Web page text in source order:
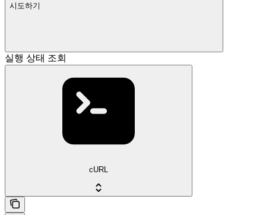
시도하기
실행 상태 조회
cURL